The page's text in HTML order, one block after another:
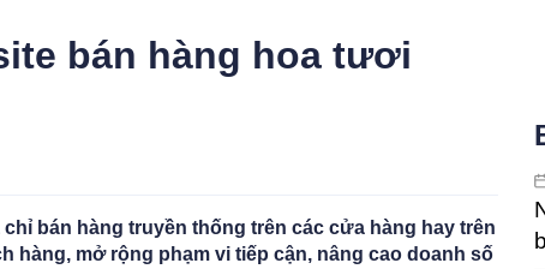
bán hàng hoa tươi
bán hàng truyền thống trên các cửa hàng hay trên
hàng, mở rộng phạm vi tiếp cận, nâng cao doanh số